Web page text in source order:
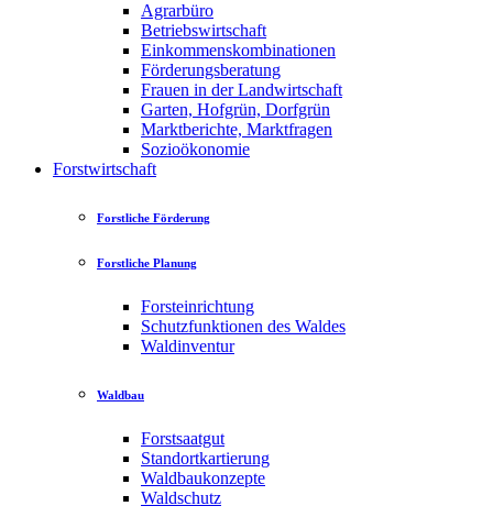
Agrarbüro
Betriebswirtschaft
Einkommenskombinationen
Förderungsberatung
Frauen in der Landwirtschaft
Garten, Hofgrün, Dorfgrün
Marktberichte, Marktfragen
Sozioökonomie
Forstwirtschaft
Forstliche Förderung
Forstliche Planung
Forsteinrichtung
Schutzfunktionen des Waldes
Waldinventur
Waldbau
Forstsaatgut
Standortkartierung
Waldbaukonzepte
Waldschutz